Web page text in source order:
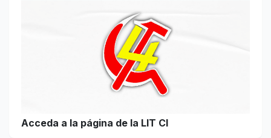
Acceda a la página de la LIT CI